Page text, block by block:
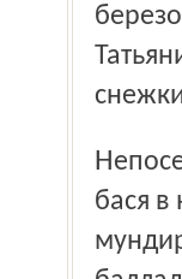
Непоседа Ольга (меццо-сопрано Зоя Церерина), весело
бася в